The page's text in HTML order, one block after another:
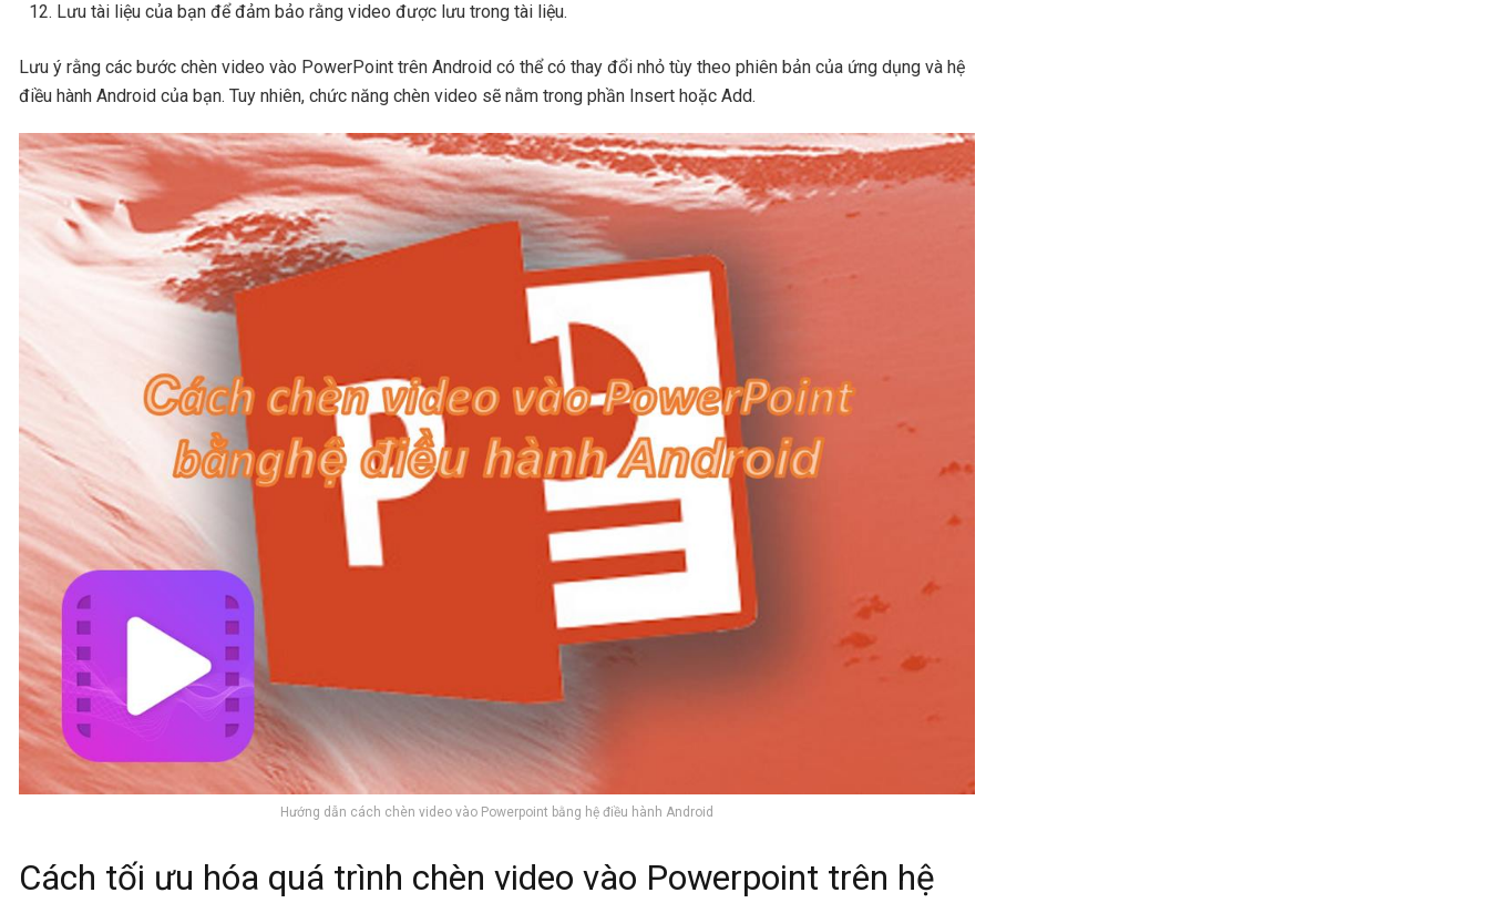
Lưu tài liệu của bạn để đảm bảo rằng video được lưu trong tài liệu.
Lưu ý rằng các bước chèn video vào PowerPoint trên Android có thể có thay đổi nhỏ tùy theo phiên bản của ứng dụng và hệ
điều hành Android của bạn. Tuy nhiên, chức năng chèn video sẽ nằm trong phần Insert hoặc Add.
Hướng dẫn cách chèn video vào Powerpoint bằng hệ điều hành Android
Cách tối ưu hóa quá trình chèn video vào Powerpoint trên hệ